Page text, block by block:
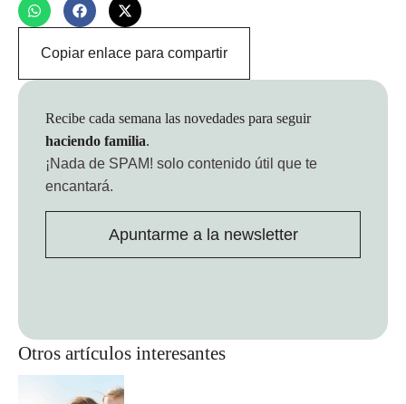
Copiar enlace para compartir
Otros artículos interesantes
Recibe cada semana las novedades para seguir
haciendo familia.
¡Nada de SPAM! solo contenido útil que te
encantará.
Apuntarme a la newsletter